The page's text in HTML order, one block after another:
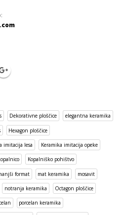
Dekorativne ploščice elegantna keramika
Hexagon ploščice
imitacija lesa Keramika imitacija opeke
Kopalniško pohištvo
format mat keramika mosavit
notranja keramika Octagon ploščice
porcelan keramika